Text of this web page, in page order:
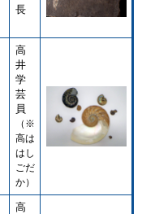
長
高
井
学
芸
員
（※
高は
はし
ごだ
か）
高